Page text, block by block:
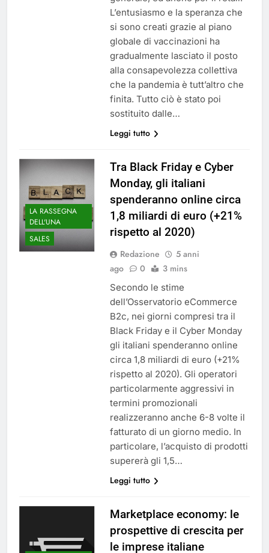
L’entusiasmo e la speranza che
si sono creati grazie al piano
globale di vaccinazioni ha
gradualmente lasciato il posto
alla consapevolezza collettiva
che la pandemia è tutt’altro che
finita. Tutto ciò è stato poi
sostituito dalle…
Leggi tutto
LA RASSEGNA
DELL'UNA
SALES
Tra Black Friday e Cyber
Monday, gli italiani
spenderanno online circa
1,8 miliardi di euro (+21%
rispetto al 2020)
Redazione
5 anni
ago
0 3 mins
Secondo le stime
dell’Osservatorio eCommerce
B2c, nei giorni compresi tra il
Black Friday e il Cyber Monday
gli italiani spenderanno online
circa 1,8 miliardi di euro (+21%
rispetto al 2020). Gli operatori
particolarmente aggressivi in
termini promozionali
realizzeranno anche 6-8 volte il
fatturato di un giorno medio. In
particolare, l’acquisto di prodotti
supererà gli 1,5…
Leggi tutto
Marketplace economy: le
prospettive di crescita per
le imprese italiane